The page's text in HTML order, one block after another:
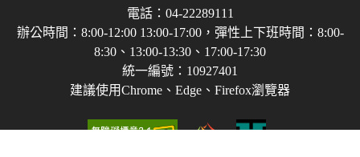
電話：04-22289111
辦公時間：8:00-12:00 13:00-17:00，彈性上下班時間：8:00-
8:30、13:00-13:30、17:00-17:30
統一編號：10927401
建議使用Chrome、Edge、Firefox瀏覽器